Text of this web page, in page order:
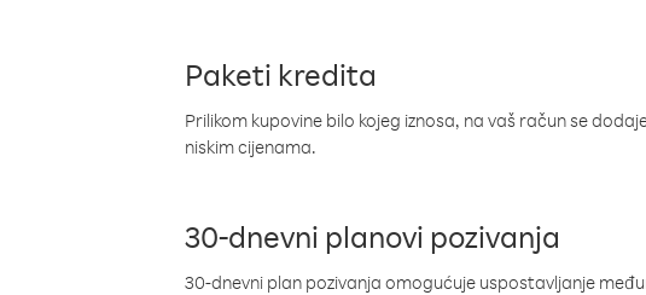
Paketi kredita
Prilikom kupovine bilo kojeg iznosa, na vaš račun se
niskim cijenama.
30-dnevni planovi pozivanja
30-dnevni plan pozivanja omogućuje uspostavljanje